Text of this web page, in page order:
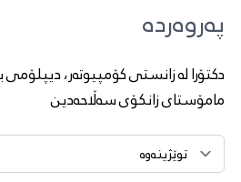
پەروەردە
دکتۆرا لە زانستی کۆمپیوتەر،
مامۆستای زانکۆی سەڵاحەدین
تابێک هەڵبژێرە